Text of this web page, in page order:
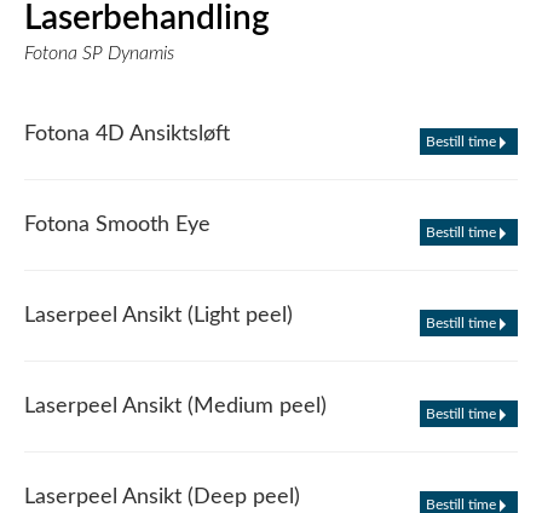
Laserbehandling
Fotona SP Dynamis
Fotona 4D Ansiktsløft Bestill time
Fotona Smooth Eye Bestill time
Laserpeel Ansikt (Light peel) Bestill time
Laserpeel Ansikt (Medium peel) Bestill time
Laserpeel Ansikt (Deep peel) Bestill time